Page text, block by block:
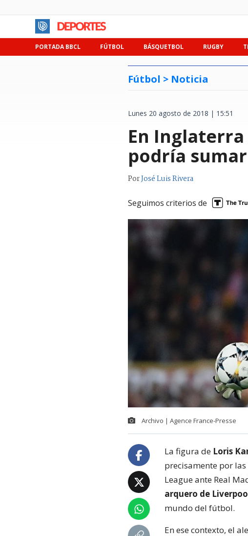
PORTADA BBCL FÚTBOL BÁSQUETBOL RUGBY
Fútbol > Noticia
Lunes 20 agosto de 2018 | 15:51
En Inglaterra
podría
PorJosé Luis Rivera
Seguimos criterios de
Archivo | Agence France-Presse
La figura de Loris
precisamente por
League ante Real
arquero de
mundo del fútbol.
En ese contexto, el